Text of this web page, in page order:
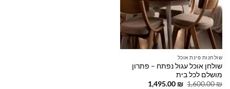
שולחנות פינת אוכל
שולחן אוכל עגול נפתח – פתרון
מושלם לכל בית
1,600.00₪
המחיר
1,495.00 ₪
המחיר